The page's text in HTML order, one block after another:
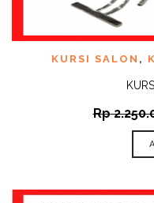
KURSI SALON ,
Rp